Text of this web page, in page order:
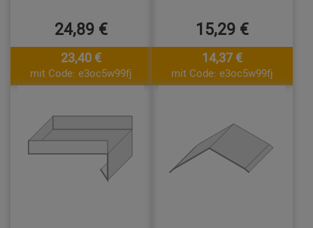
24,89 €
23,40 €
mit Code: e3oc5w99fj
15,29 €
14,37 €
mit Code: e3oc5w99fj